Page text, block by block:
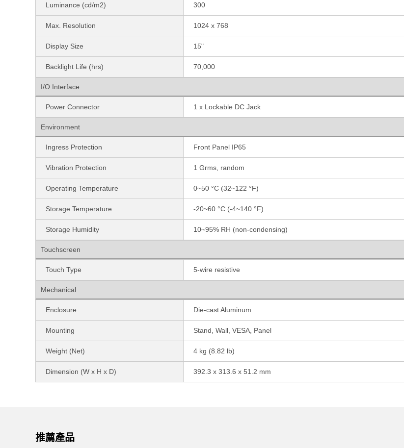
Luminance (cd/m2) 300
Max. Resolution 1024 x 768
Display Size 15"
Backlight Life (hrs) 70,000
I/O Interface
Power Connector 1 x Lockable DC Jack
Environment
Ingress Protection Front Panel IP65
Vibration Protection 1 Grms, random
Operating Temperature 0~50 °C (32~122 °F)
Storage Temperature -20~60 °C (-4~140 °F)
Storage Humidity 10~95% RH (non-condensing)
Touchscreen
Touch Type 5-wire resistive
Mechanical
Enclosure Die-cast Aluminum
Mounting Stand, Wall, VESA, Panel
Weight (Net) 4 kg (8.82 lb)
Dimension (W x H x D) 392.3 x 313.6 x 51.2 mm
推薦產品